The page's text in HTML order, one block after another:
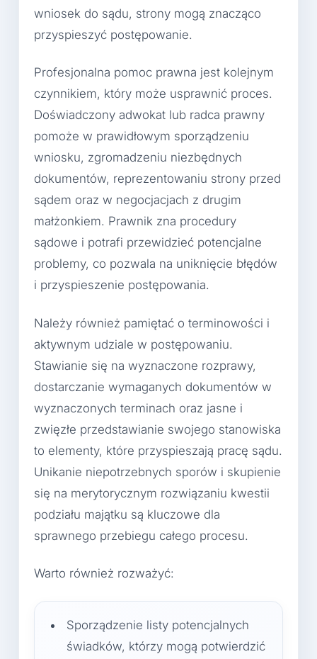
wniosek do sądu, strony mogą znacząco
przyspieszyć postępowanie.
Profesjonalna pomoc prawna jest kolejnym
czynnikiem, który może usprawnić proces.
Doświadczony adwokat lub radca prawny
pomoże w prawidłowym sporządzeniu
wniosku, zgromadzeniu niezbędnych
dokumentów, reprezentowaniu strony przed
sądem oraz w negocjacjach z drugim
małżonkiem. Prawnik zna procedury
sądowe i potrafi przewidzieć potencjalne
problemy, co pozwala na uniknięcie błędów
i przyspieszenie postępowania.
Należy również pamiętać o terminowości i
aktywnym udziale w postępowaniu.
Stawianie się na wyznaczone rozprawy,
dostarczanie wymaganych dokumentów w
wyznaczonych terminach oraz jasne i
zwięzłe przedstawianie swojego stanowiska
to elementy, które przyspieszają pracę sądu.
Unikanie niepotrzebnych sporów i skupienie
się na merytorycznym rozwiązaniu kwestii
podziału majątku są kluczowe dla
sprawnego przebiegu całego procesu.
Warto również rozważyć:
Sporządzenie listy potencjalnych
świadków, którzy mogą potwierdzić